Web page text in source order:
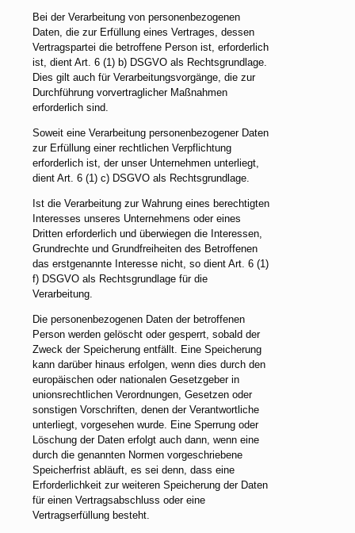
Bei der Verarbeitung von personenbezogenen
Daten, die zur Erfüllung eines Vertrages, dessen
Vertragspartei die betroffene Person ist, erforderlich
ist, dient Art. 6 (1) b) DSGVO als Rechtsgrundlage.
Dies gilt auch für Verarbeitungsvorgänge, die zur
Durchführung vorvertraglicher Maßnahmen
erforderlich sind.
Soweit eine Verarbeitung personenbezogener Daten
zur Erfüllung einer rechtlichen Verpflichtung
erforderlich ist, der unser Unternehmen unterliegt,
dient Art. 6 (1) c) DSGVO als Rechtsgrundlage.
Ist die Verarbeitung zur Wahrung eines berechtigten
Interesses unseres Unternehmens oder eines
Dritten erforderlich und überwiegen die Interessen,
Grundrechte und Grundfreiheiten des Betroffenen
das erstgenannte Interesse nicht, so dient Art. 6 (1)
f) DSGVO als Rechtsgrundlage für die
Verarbeitung.
Die personenbezogenen Daten der betroffenen
Person werden gelöscht oder gesperrt, sobald der
Zweck der Speicherung entfällt. Eine Speicherung
kann darüber hinaus erfolgen, wenn dies durch den
europäischen oder nationalen Gesetzgeber in
unionsrechtlichen Verordnungen, Gesetzen oder
sonstigen Vorschriften, denen der Verantwortliche
unterliegt, vorgesehen wurde. Eine Sperrung oder
Löschung der Daten erfolgt auch dann, wenn eine
durch die genannten Normen vorgeschriebene
Speicherfrist abläuft, es sei denn, dass eine
Erforderlichkeit zur weiteren Speicherung der Daten
für einen Vertragsabschluss oder eine
Vertragserfüllung besteht.